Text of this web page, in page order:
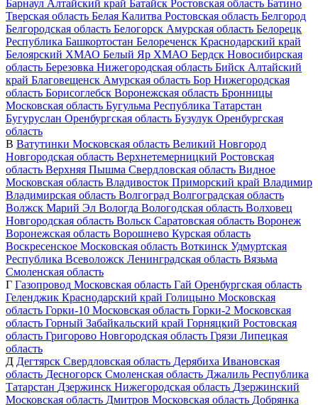
Барнаул Алтайский край Батайск Ростовская область Батино
Тверская область Белая Калитва Ростовская область Белгород
Белгородская область Белогорск Амурская область Белорецк
Республика Башкортостан Белореченск Краснодарский край
Белоярский ХМАО Белый Яр ХМАО Бердск Новосибирская
область Березовка Нижегородская область Бийск Алтайский
край Благовещенск Амурская область Бор Нижегородская
область Борисоглебск Воронежская область Бронницы
Московская область Бугульма Республика Татарстан
Бугуруслан Оренбургская область Бузулук Оренбургская
область
В Ватутинки Московская область Великий Новгород
Новгородская область Верхнетемерницкий Ростовская
область Верхняя Пышма Свердловская область Видное
Московская область Владивосток Приморский край Владимир
Владимирская область Волгоград Волгоградская область
Волжск Марий Эл Вологда Вологодская область Волховец
Новгородская область Вольск Саратовская область Воронеж
Воронежская область Ворошнево Курская область
Воскресенское Московская область Воткинск Удмуртская
Республика Всеволожск Ленинградская область Вязьма
Смоленская область
Г Газопровод Московская область Гай Оренбургская область
Геленджик Краснодарский край Голицыно Московская
область Горки-10 Московская область Горки-2 Московская
область Горный Забайкальский край Горняцкий Ростовская
область Григорово Новгородская область Грязи Липецкая
область
Д Дегтярск Свердловская область Дерябиха Ивановская
область Десногорск Смоленская область Джалиль Республика
Татарстан Дзержинск Нижегородская область Дзержинский
Московская область Дмитров Московская область Добрянка